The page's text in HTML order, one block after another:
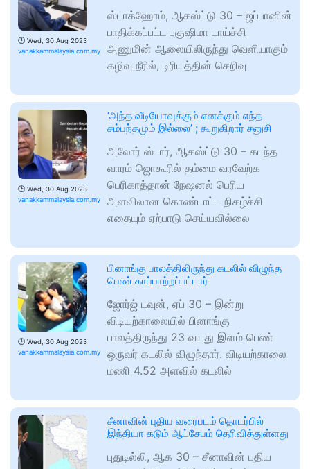
🕑 Wed, 30 Aug 2023
vanakkammalaysia.com.my
ஸ்டாக்ஹோம், ஆகஸ்ட்டு 30 – ஜப்பானின்
பாதிக்கப்பட்ட புகுஷிமா டாய்ச்சி
அணுமின் ஆலையிலிருந்து வெளியாகும்
கழிவு நீரில், டிரியத்தின் செறிவு
🕑 Wed, 30 Aug 2023
vanakkammalaysia.com.my
‘அந்த வீடியோவுக்கும் எனக்கும் எந்த
சம்பந்தமும் இல்லை’ ; கூறுகிறார் சனுசி
அலோர் ஸ்டார், ஆகஸ்ட்டு 30 – கடந்த
வாரம் ஜொகூரில் தம்மை வரவேற்க
பெரிகாத்தான் நேஷனல் பெரிய
அளவிலான கொண்டாட்ட நிகழ்ச்சி
எதையும் ஏற்பாடு செய்யவில்லை
🕑 Wed, 30 Aug 2023
vanakkammalaysia.com.my
பினாங்கு பாலத்திலிருந்து கடலில் விழுந்த
பெண் காப்பாற்றப்பட்டார்
ஜோர்ஜ் டவுன், ஏப் 30 – இன்று
விடியற்காலையில் பினாங்கு
பாலத்திருந்து 23 வயது இளம் பெண்
ஒருவர் கடலில் விழுந்தார். விடியற்காலை
மணி 4.52 அளவில் கடலில்
சீனாவின் புதிய வரைபடம் தொடர்பில்
இந்தியா கடும் ஆட்சேபம் தெரிவித்துள்ளது
புதுடில்லி, ஆக 30 – சீனாவின் புதிய